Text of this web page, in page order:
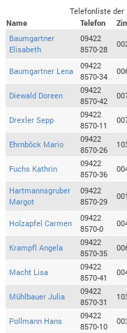
Telefonliste
Name
Telefon
Baumgartner
Elisabeth
09422
8570-28
Baumgartner Lena
09422
8570-34
Diewald Doreen
09422
8570-42
Drexler Sepp
09422
8570-11
Ehrnböck Mario
09422
8570-26
Fuchs Kathrin
09422
8570-36
Hartmannsgruber
Margot
09422
8570-29
001
Holzapfel Carmen
09422
8570-0
Krampfl Angela
09422
8570-35
Macht Lisa
09422
8570-41
Mühlbauer Julia
09422
8570-31
Pollmann Hans
09422
8570-10